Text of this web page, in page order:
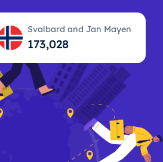
Svalbard and Jan Mayen
173,028